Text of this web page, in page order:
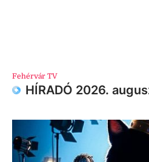
Fehérvár TV
HÍRADÓ 2026.